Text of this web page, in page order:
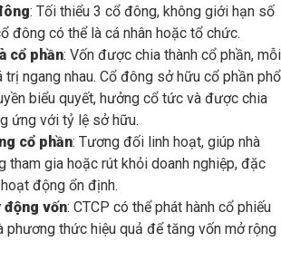
: Tối thiểu 3 cổ đông, không giới hạn số
đông có thể là cá nhân hoặc tổ chức.
cổ phần: Vốn được chia thành cổ phần, mỗi
trị ngang nhau. Cổ đông sở hữu cổ phần phổ
biểu quyết, hưởng cổ tức và được chia
ứng với tỷ lệ sở hữu.
cổ phần: Tương đối linh hoạt, giúp nhà
tham gia hoặc rút khỏi doanh nghiệp, đặc
động ổn định.
động vốn: CTCP có thể phát hành cổ phiếu
phương thức hiệu quả để tăng vốn mở rộng